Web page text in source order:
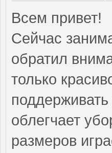
Всем привет!
Сейчас
обратил
только
облегчает
размеров